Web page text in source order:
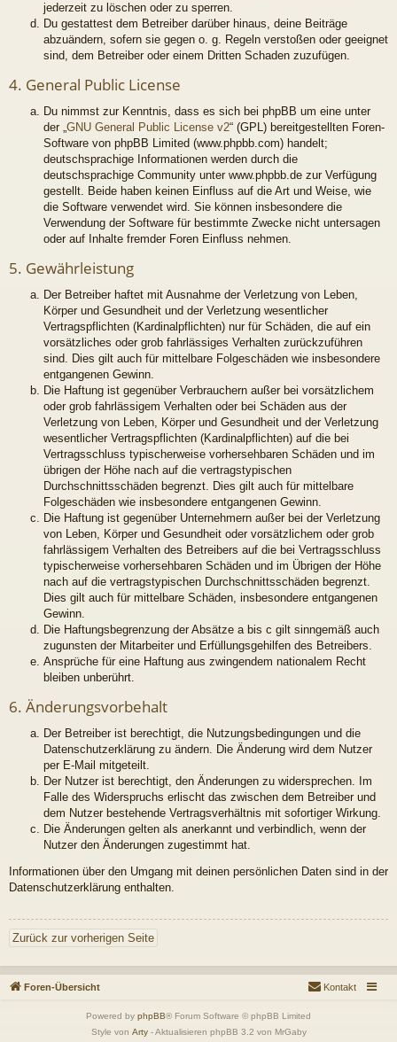
jederzeit zu löschen oder zu sperren.
Du gestattest dem Betreiber darüber hinaus, deine Beiträge
abzuändern, sofern sie gegen o. g. Regeln verstoßen oder geeignet
sind, dem Betreiber oder einem Dritten Schaden zuzufügen.
4. General Public License
Du nimmst zur Kenntnis, dass es sich bei phpBB um eine unter
der „GNU General Public License v2“ (GPL) bereitgestellten Foren-
Software von phpBB Limited (www.phpbb.com) handelt;
deutschsprachige Informationen werden durch die
deutschsprachige Community unter www.phpbb.de zur Verfügung
gestellt. Beide haben keinen Einfluss auf die Art und Weise, wie
die Software verwendet wird. Sie können insbesondere die
Verwendung der Software für bestimmte Zwecke nicht untersagen
oder auf Inhalte fremder Foren Einfluss nehmen.
5. Gewährleistung
Der Betreiber haftet mit Ausnahme der Verletzung von Leben,
Körper und Gesundheit und der Verletzung wesentlicher
Vertragspflichten (Kardinalpflichten) nur für Schäden, die auf ein
vorsätzliches oder grob fahrlässiges Verhalten zurückzuführen
sind. Dies gilt auch für mittelbare Folgeschäden wie insbesondere
entgangenen Gewinn.
Die Haftung ist gegenüber Verbrauchern außer bei vorsätzlichem
oder grob fahrlässigem Verhalten oder bei Schäden aus der
Verletzung von Leben, Körper und Gesundheit und der Verletzung
wesentlicher Vertragspflichten (Kardinalpflichten) auf die bei
Vertragsschluss typischerweise vorhersehbaren Schäden und im
übrigen der Höhe nach auf die vertragstypischen
Durchschnittsschäden begrenzt. Dies gilt auch für mittelbare
Folgeschäden wie insbesondere entgangenen Gewinn.
Die Haftung ist gegenüber Unternehmern außer bei der Verletzung
von Leben, Körper und Gesundheit oder vorsätzlichem oder grob
fahrlässigem Verhalten des Betreibers auf die bei Vertragsschluss
typischerweise vorhersehbaren Schäden und im Übrigen der Höhe
nach auf die vertragstypischen Durchschnittsschäden begrenzt.
Dies gilt auch für mittelbare Schäden, insbesondere entgangenen
Gewinn.
Die Haftungsbegrenzung der Absätze a bis c gilt sinngemäß auch
zugunsten der Mitarbeiter und Erfüllungsgehilfen des Betreibers.
Ansprüche für eine Haftung aus zwingendem nationalem Recht
bleiben unberührt.
6. Änderungsvorbehalt
Der Betreiber ist berechtigt, die Nutzungsbedingungen und die
Datenschutzerklärung zu ändern. Die Änderung wird dem Nutzer
per E-Mail mitgeteilt.
Der Nutzer ist berechtigt, den Änderungen zu widersprechen. Im
Falle des Widerspruchs erlischt das zwischen dem Betreiber und
dem Nutzer bestehende Vertragsverhältnis mit sofortiger Wirkung.
Die Änderungen gelten als anerkannt und verbindlich, wenn der
Nutzer den Änderungen zugestimmt hat.
Informationen über den Umgang mit deinen persönlichen Daten sind in der
Datenschutzerklärung enthalten.
Zurück zur vorherigen Seite
Foren-Übersicht Kontakt
Powered by phpBB® Forum Software © phpBB Limited
Style von Arty- Aktualisieren phpBB 3.2 von MrGaby